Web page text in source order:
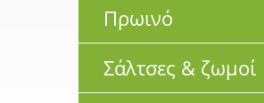
Πρωινό
Σάλτσες & ζωμοί